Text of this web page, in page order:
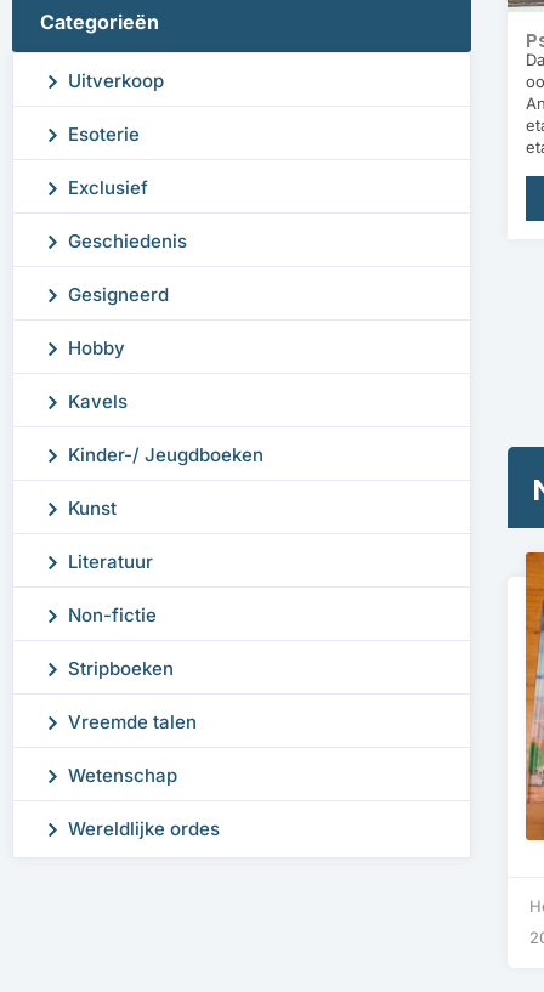
Categorieën
Uitverkoop
Esoterie
Exclusief
Geschiedenis
Gesigneerd
Hobby
Kavels
Kinder-/ Jeugdboeken
Kunst
Literatuur
Non-fictie
Stripboeken
Vreemde talen
Wetenschap
Wereldlijke ordes